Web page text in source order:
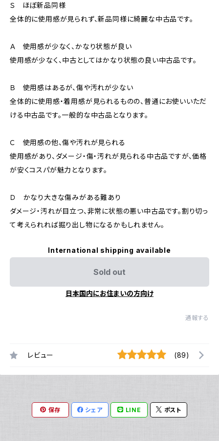
Ｓ ほぼ新品同様
全体的に使用感が見られず、新品同様に綺麗な中古品です。
Ａ 使用感が少なく、かなり状態が良い
使用感が少なく、中古としてはかなり状態の良い中古品です。
Ｂ 使用感はあるが、傷や汚れが少ない
全体的に使用感・着用感が見られるものの、普通にお使いいただ
ける中古品です。一般的な中古品となります。
Ｃ 使用感の他、傷や汚れが見られる
使用感があり、ダメージ・傷・汚れが見られる中古品ですが、価格
が安くコスパが魅力となります。
Ｄ かなり大きな傷みがある難あり
ダメージ・汚れが目立つ、非常に状態の悪い中古品です。割り切っ
て考えられれば掘り出し物になるかもしれません。
International shipping available
Sold out
日本国内にお住まいの方向け
通報する
レビュー (89)
保存 シェア LINE ポスト